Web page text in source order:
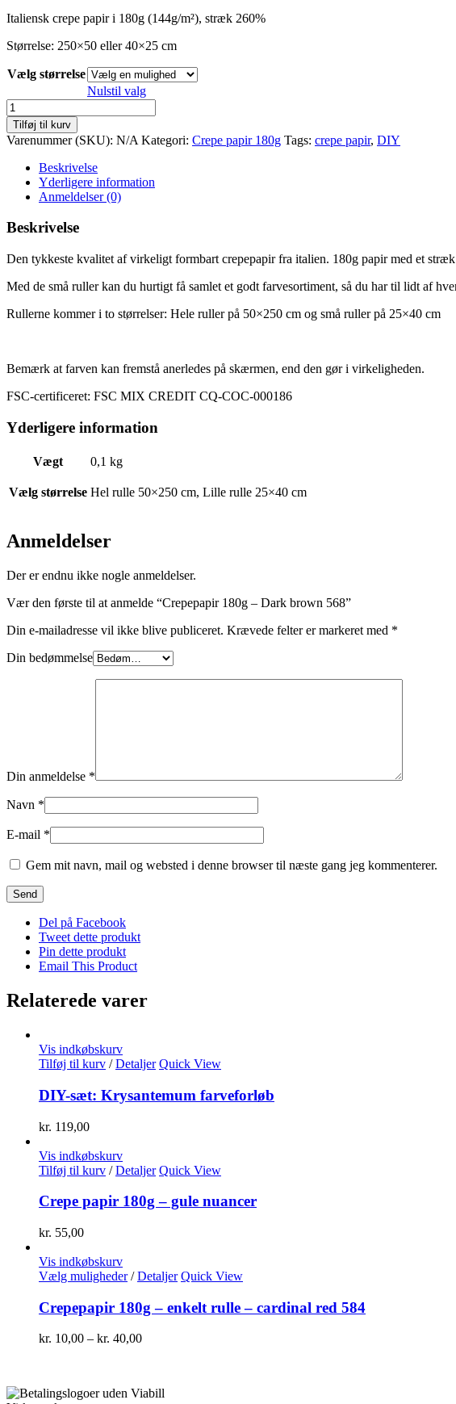
Italiensk crepe papir i 180g (144g/m²), stræk 260%
Størrelse: 250×50 eller 40×25 cm
Vælg størrelse
Nulstil valg
Crepepapir
180g
-
Dark
brown
antal
Tilføj til kurv
Varenummer (SKU): N/A Kategori: Crepe papir 180g Tags: crepe papir, DIY
Beskrivelse
Yderligere information
Anmeldelser (0)
Beskrivelse
Den tykkeste kvalitet af virkeligt formbart crepepapir fra italien. 180g papir med et
Med de små ruller kan du hurtigt få samlet et godt farvesortiment, så du har til lidt af
Rullerne kommer i to størrelser: Hele ruller på 50×250 cm og små ruller på 25×40 cm
Bemærk at farven kan fremstå anerledes på skærmen, end den gør i virkeligheden.
FSC-certificeret: FSC MIX CREDIT CQ-COC-000186
Yderligere information
Vægt 0,1 kg
Vælg størrelse Hel rulle 50×250 cm, Lille rulle 25×40 cm
Anmeldelser
Der er endnu ikke nogle anmeldelser.
Vær den første til at anmelde “Crepepapir 180g – Dark brown 568”
Din e-mailadresse vil ikke blive publiceret. Krævede felter er markeret med *
Din bedømmelse
Din anmeldelse *
Navn *
E-mail *
Gem mit navn, mail og websted i denne browser til næste gang jeg kommenterer.
Del på Facebook
Tweet dette produkt
Pin dette produkt
Email This Product
Relaterede varer
Vis indkøbskurv
Tilføj til kurv / Detaljer Quick View
DIY-sæt: Krysantemum farveforløb
kr. 119,00
Vis indkøbskurv
Tilføj til kurv / Detaljer Quick View
Crepe papir 180g – gule nuancer
kr. 55,00
Vis indkøbskurv
Vælg muligheder Dette
har
flere
varianter.
på
/ Detaljer Quick View
Crepepapir 180g – enkelt rulle – cardinal red 584
kr. 10,00 – kr. 40,00Prisinterval: